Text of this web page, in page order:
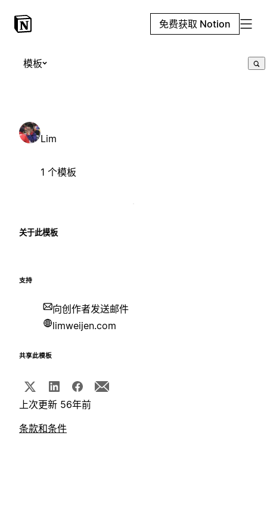
免费获取 Notion
模板
Lim
1 个模板
关于此模板
支持
向创作者发送邮件
limweijen.com
共享此模板
上次更新 56年前
条款和条件